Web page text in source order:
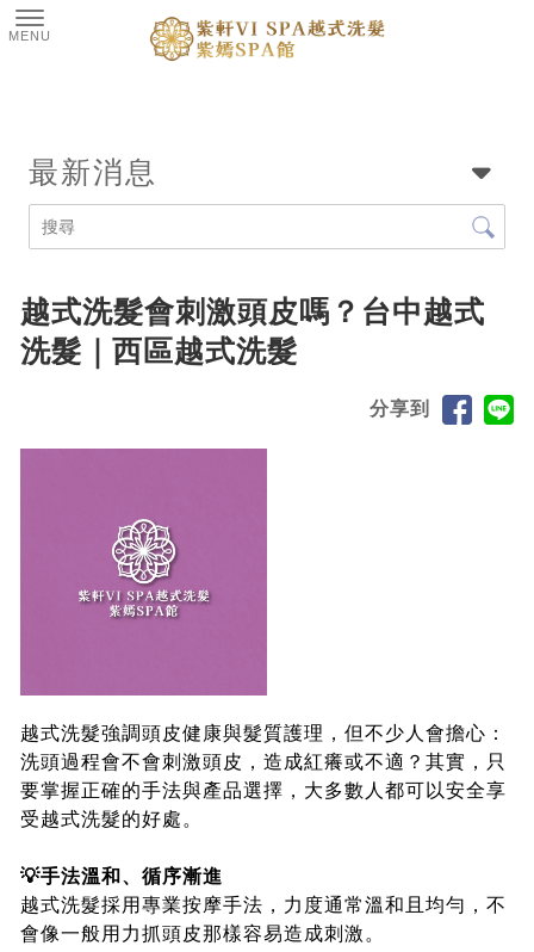
最新消息
越式洗髮會刺激頭皮嗎？台中越式
洗髮｜西區越式洗髮
分享到
越式洗髮強調頭皮健康與髮質護理，但不少人會擔心：
洗頭過程會不會刺激頭皮，造成紅癢或不適？其實，只
要掌握正確的手法與產品選擇，大多數人都可以安全享
受越式洗髮的好處。
💡手法溫和、循序漸進
越式洗髮採用專業按摩手法，力度通常溫和且均勻，不
會像一般用力抓頭皮那樣容易造成刺激。